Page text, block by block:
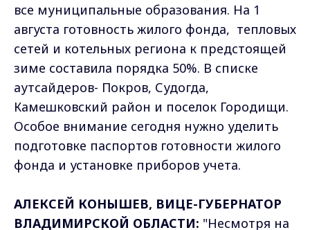
все муниципальные образования. На 1
августа готовность жилого фонда, тепловых
сетей и котельных региона к предстоящей
зиме составила порядка 50%. В списке
аутсайдеров- Покров, Судогда,
Камешковский район и поселок Городищи.
Особое внимание сегодня нужно уделить
подготовке паспортов готовности жилого
фонда и установке приборов учета.
АЛЕКСЕЙ КОНЫШЕВ, ВИЦЕ-ГУБЕРНАТОР
ВЛАДИМИРСКОЙ ОБЛАСТИ: "Несмотря на